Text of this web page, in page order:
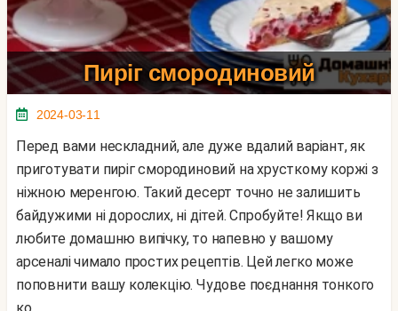
Пиріг смородиновий
2024-03-11
Перед вами нескладний, але дуже вдалий варіант, як
приготувати пиріг смородиновий на хрусткому коржі з
ніжною меренгою. Такий десерт точно не залишить
байдужими ні дорослих, ні дітей. Спробуйте! Якщо ви
любите домашню випічку, то напевно у вашому
арсеналі чимало простих рецептів. Цей легко може
поповнити вашу колекцію. Чудове поєднання тонкого